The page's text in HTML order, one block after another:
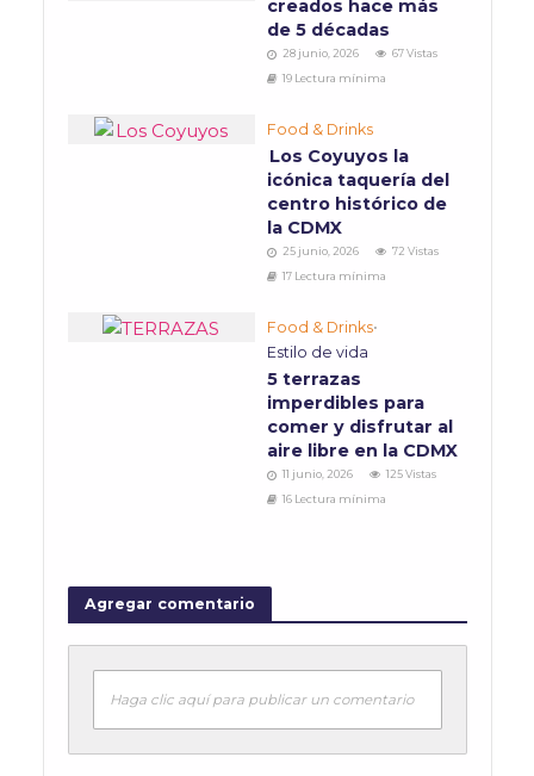
creados hace más
de 5 décadas
28 junio, 2026
67 Vistas
19 Lectura mínima
Food & Drinks
Los Coyuyos la
icónica taquería del
centro histórico de
la CDMX
25 junio, 2026
72 Vistas
17 Lectura mínima
Food & Drinks•
Estilo de vida
5 terrazas
imperdibles para
comer y disfrutar al
aire libre en la CDMX
11 junio, 2026
125 Vistas
16 Lectura mínima
Agregar comentario
Haga clic aquí para publicar un comentario